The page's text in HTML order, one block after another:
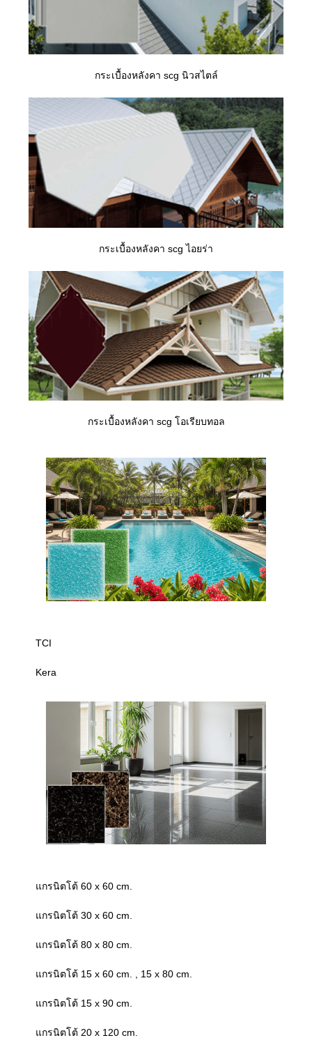
กระเบื้องหลังคา scg นิวสไตล์
กระเบื้องหลังคา scg ไอยร่า
กระเบื้องหลังคา scg โอเรียบทอล
TCI
Kera
แกรนิตโต้ 60 x 60 cm.
แกรนิตโต้ 30 x 60 cm.
แกรนิตโต้ 80 x 80 cm.
แกรนิตโต้ 15 x 60 cm. , 15 x 80 cm.
แกรนิตโต้ 15 x 90 cm.
แกรนิตโต้ 20 x 120 cm.